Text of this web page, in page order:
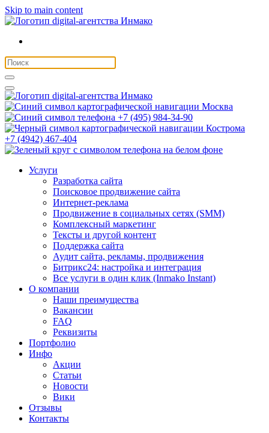
Skip to main content
Москва
+7 (495) 984-34-90
Кострома
+7 (4942) 467-404
Услуги
Разработка сайта
Поисковое продвижение сайта
Интернет-реклама
Продвижение в социальных сетях (SMM)
Комплексный маркетинг
Тексты и другой контент
Поддержка сайта
Аудит сайта, рекламы, продвижения
Битрикс24: настройка и интеграция
Все услуги в один клик (Inmako Instant)
О компании
Наши преимущества
Вакансии
FAQ
Реквизиты
Портфолио
Инфо
Акции
Статьи
Новости
Вики
Отзывы
Контакты